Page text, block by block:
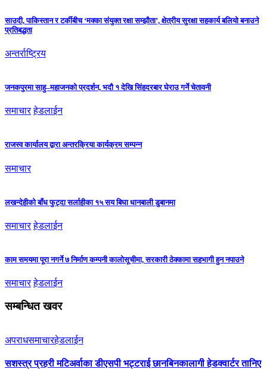
साउदी, पाकिस्तान र टर्कीबीच ‘मक्का संयुक्त रक्षा सम्झौता’, क्षेत्रीय सुरक्षा सहकार्य बलियो बनाउने
प्रतिबद्धता
अन्तर्राष्ट्रिय
जनकपुरमा साहु–महाजनको प्रदर्शन, भदौ १ देखि सिंहदरबार घेराउ गर्ने चेतावनी
समाचार हेडलाईन
राजस्व कार्यालय द्वारा अन्तरक्रिया कार्यक्रम सम्पन्न
समाचार
लखन्देहीको बाँध फुट्दा सर्लाहीका १५ सय बिघा धानबाली डुबानमा
समाचार हेडलाईन
काम समयमा पूरा नगर्ने ७ निर्माण कम्पनी कालोसूचीमा, सरकारी ठेक्कामा सहभागी हुन नपाउने
समाचार हेडलाईन
सम्बन्धित खवर
अपराधसमाचारहेडलाईन
सशस्त्र प्रहरी मटिअर्वाका डीएसपी भट्टराई छानबिनकालागी हेडक्वार्टर तानिए